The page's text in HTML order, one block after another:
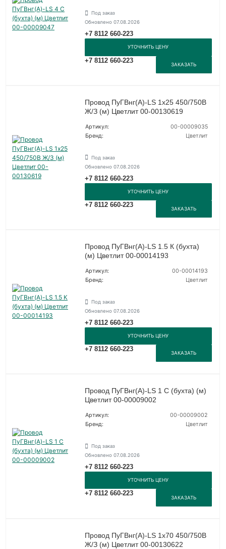
Под заказ
Обновлено 07.08.2026
+7 8112 660-223
УТОЧНИТЬ ЦЕНУ
+7 8112 660-223
ЗАКАЗАТЬ
Провод ПуГВнг(А)-LS 1х25 450/750В
Ж/З (м) Цветлит 00-00130619
Артикул:
00-00009035
Бренд:
Цветлит
Под заказ
Обновлено 07.08.2026
+7 8112 660-223
УТОЧНИТЬ ЦЕНУ
+7 8112 660-223
ЗАКАЗАТЬ
Провод ПуГВнг(А)-LS 1.5 К (бухта)
(м) Цветлит 00-00014193
Артикул:
00-00014193
Бренд:
Цветлит
Под заказ
Обновлено 07.08.2026
+7 8112 660-223
УТОЧНИТЬ ЦЕНУ
+7 8112 660-223
ЗАКАЗАТЬ
Провод ПуГВнг(А)-LS 1 С (бухта) (м)
Цветлит 00-00009002
Артикул:
00-00009002
Бренд:
Цветлит
Под заказ
Обновлено 07.08.2026
+7 8112 660-223
УТОЧНИТЬ ЦЕНУ
+7 8112 660-223
ЗАКАЗАТЬ
Провод ПуГВнг(А)-LS 1х70 450/750В
Ж/З (м) Цветлит 00-00130622